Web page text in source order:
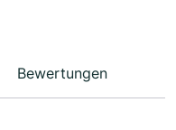
Bewertungen